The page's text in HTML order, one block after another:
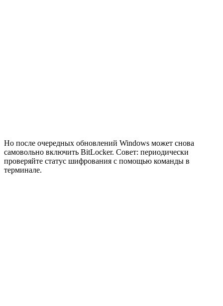
Но после очередных обновлений Windows может снова
самовольно включить BitLocker. Совет: периодически
проверяйте статус шифрования с помощью команды в
терминале.